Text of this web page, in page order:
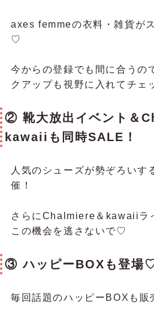
axes femmeの衣料・雑貨が
♡
今からの登録でも間に合うの
クアップも視野に入れてチェ
② 靴大放出イベント＆
kawaiiも同時SALE！
人気のシューズが勢ぞろいす
催！
さらにChalmiere＆kawaiiラ
この機会を逃さないで♡
③ ハッピーBOXも登場
毎回話題のハッピーBOXも販